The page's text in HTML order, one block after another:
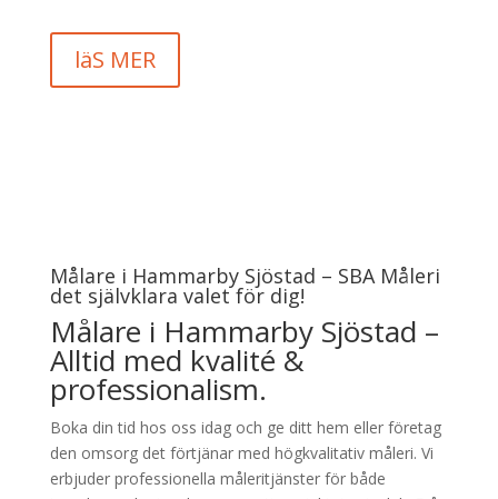
läS MER
Målare i Hammarby Sjöstad – SBA Måleri
det självklara valet för dig!
Målare i Hammarby Sjöstad –
Alltid med kvalité &
professionalism.
Boka din tid hos oss idag och ge ditt hem eller företag
den omsorg det förtjänar med högkvalitativ måleri. Vi
erbjuder professionella måleritjänster för både